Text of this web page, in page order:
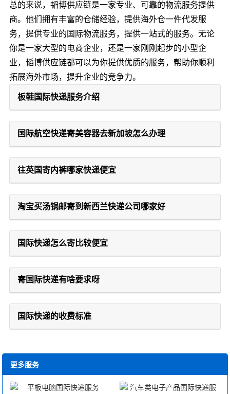
总的来说，韬博供应链是一家专业、可靠的物流服务提供
商。他们拥有丰富的仓储经验，提供海外仓一件代发服
务，提供专业的国际物流服务，提供一站式的服务。无论
你是一家大型的电商企业，还是一家刚刚起步的小型企
业，韬博供应链都可以为你提供优质的服务，帮助你顺利
拓展海外市场，提升企业的竞争力。
板鞋国际快递服务介绍
国际航空快递寄美容器去新加坡怎么办理
往英国寄内裤哪家快递便宜
淘宝买汤锅邮寄到新西兰快递公司哪家好
国际快递怎么寄比较便宜
寄国际快递有啥要求呀
国际快递的收费标准
更多服务